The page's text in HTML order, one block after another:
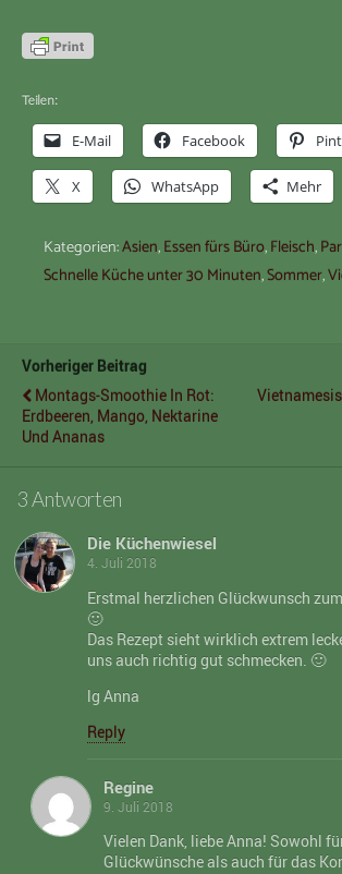
Teilen:
E-Mail Facebook
X WhatsApp Mehr
Kategorien:Asien,Essen fürs Büro,Fleisch,
Schnelle Küche unter 30 Minuten,Sommer,
Vorheriger Beitrag
Montags-Smoothie In Rot:
Erdbeeren, Mango, Nektarine
Und Ananas
3 Antworten
Die Küchenwiesel
4. Juli 2018
Erstmal herzlichen Glückwunsch
🙂
Das Rezept sieht wirklich extrem
uns auch richtig gut schmecken. 🙂
lg Anna
Reply
Regine
9. Juli 2018
Vielen Dank, liebe Anna! Sowohl
Glückwünsche als auch für das